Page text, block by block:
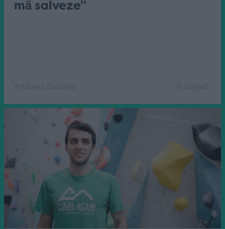
mă salveze”